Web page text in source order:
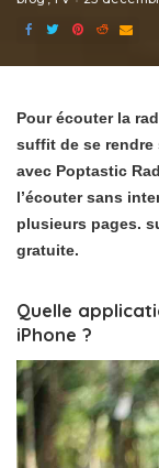
Pour écouter la
suffit de se rendre
avec Poptastic
l’écouter sans
plusieurs pages.
gratuite.
Quelle
iPhone ?